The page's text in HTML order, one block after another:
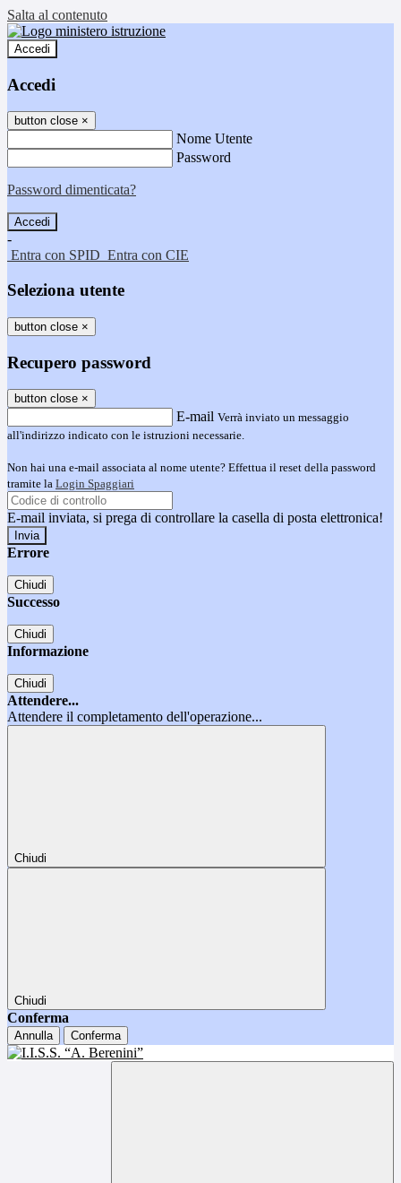
Salta al contenuto
Accedi
Accedi
button close ×
Nome Utente
Password
Password dimenticata?
-
Entra con SPID Entra con CIE
Seleziona utente
button close ×
Recupero password
button close ×
E-mail Verrà inviato un messaggio
all'indirizzo indicato con le istruzioni necessarie.
Non hai una e-mail associata al nome utente? Effettua il reset della password
tramite la Login Spaggiari
E-mail inviata, si prega di controllare la casella di posta elettronica!
Errore
Chiudi
Successo
Chiudi
Informazione
Chiudi
Attendere...
Attendere il completamento dell'operazione...
Chiudi
Chiudi
Conferma
Annulla Conferma